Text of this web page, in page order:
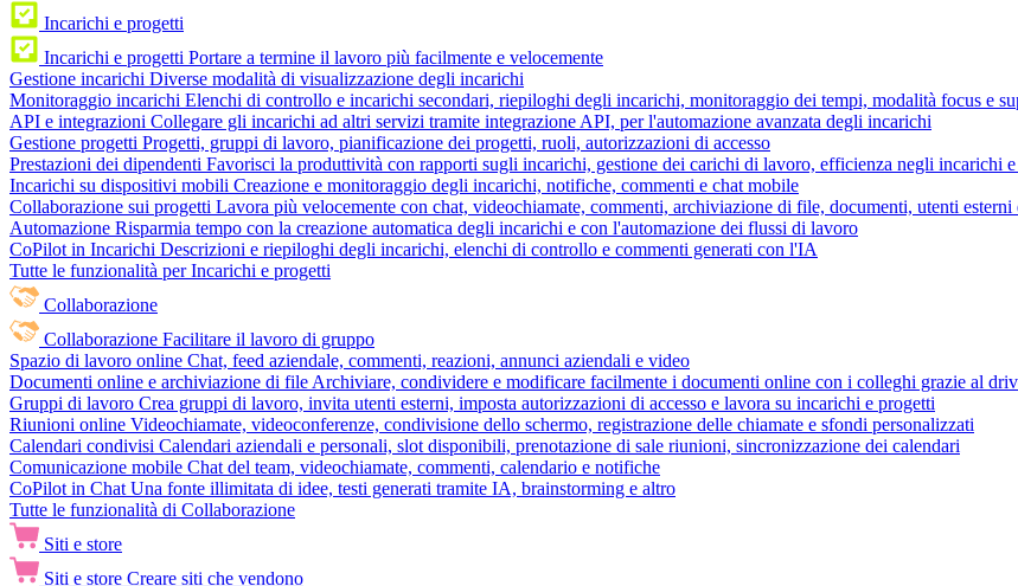
Incarichi e progetti
Incarichi e progetti Portare a termine il lavoro più facilmente e velocemente
Gestione incarichi Diverse modalità di visualizzazione degli incarichi
Monitoraggio incarichi Elenchi di controllo e incarichi secondari, riepiloghi degli incarichi, monitoraggio dei tempi, modalità focus e
API e integrazioni Collegare gli incarichi ad altri servizi tramite integrazione API, per l'automazione avanzata degli incarichi
Gestione progetti Progetti, gruppi di lavoro, pianificazione dei progetti, ruoli, autorizzazioni di accesso
Prestazioni dei dipendenti Favorisci la produttività con rapporti sugli incarichi, gestione dei carichi di lavoro, efficienza negli incarichi
Incarichi su dispositivi mobili Creazione e monitoraggio degli incarichi, notifiche, commenti e chat mobile
Collaborazione sui progetti Lavora più velocemente con chat, videochiamate, commenti, archiviazione di file, documenti, utenti
Automazione Risparmia tempo con la creazione automatica degli incarichi e con l'automazione dei flussi di lavoro
CoPilot in Incarichi Descrizioni e riepiloghi degli incarichi, elenchi di controllo e commenti generati con l'IA
Tutte le funzionalità per Incarichi e progetti
Collaborazione
Collaborazione Facilitare il lavoro di gruppo
Spazio di lavoro online Chat, feed aziendale, commenti, reazioni, annunci aziendali e video
Documenti online e archiviazione di file Archiviare, condividere e modificare facilmente i documenti online con i colleghi grazie al
Gruppi di lavoro Crea gruppi di lavoro, invita utenti esterni, imposta autorizzazioni di accesso e lavora su incarichi e progetti
Riunioni online Videochiamate, videoconferenze, condivisione dello schermo, registrazione delle chiamate e sfondi personalizzati
Calendari condivisi Calendari aziendali e personali, slot disponibili, prenotazione di sale riunioni, sincronizzazione dei calendari
Comunicazione mobile Chat del team, videochiamate, commenti, calendario e notifiche
CoPilot in Chat Una fonte illimitata di idee, testi generati tramite IA, brainstorming e altro
Tutte le funzionalità di Collaborazione
Siti e store
Siti e store Creare siti che vendono